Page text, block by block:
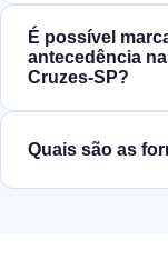
É possível
antecedência
Cruzes‑SP?
Quais são as